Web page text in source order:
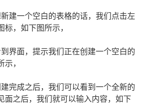
建一个空白的表格的话，我们点击左
标，如下图所示，
界面，提示我们正在创建一个空白的
，
完成之后，我们可以看到一个全新的
面之后，我们就可以输入内容，如下